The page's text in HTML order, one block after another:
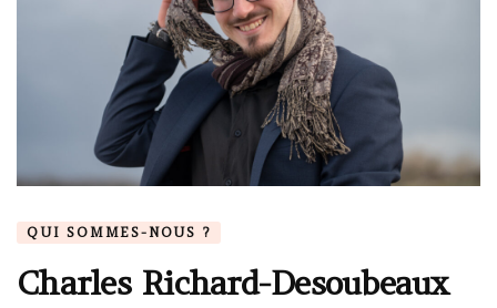
QUI SOMMES-NOUS ?
Charles Richard-Desoubeaux